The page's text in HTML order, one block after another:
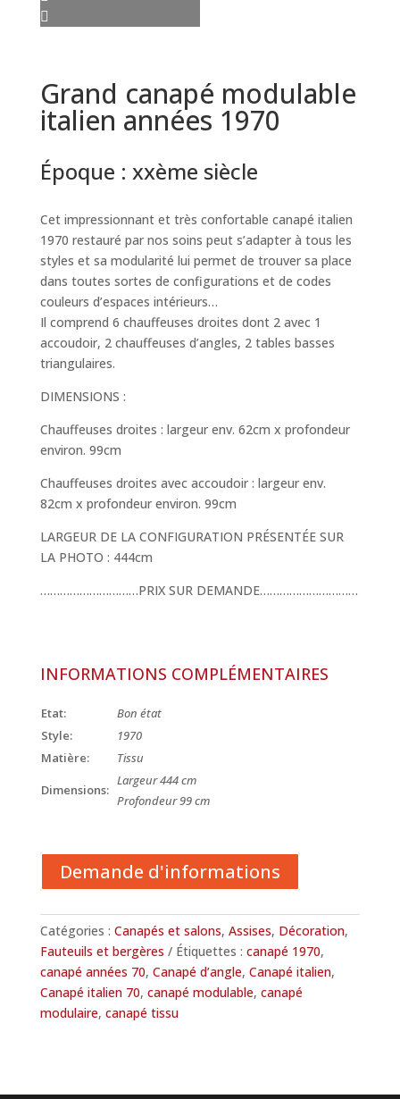
Grand canapé modulable
italien années 1970
Époque : xxème siècle
Cet impressionnant et très confortable canapé italien
1970 restauré par nos soins peut s’adapter à tous les
styles et sa modularité lui permet de trouver sa place
dans toutes sortes de configurations et de codes
couleurs d’espaces intérieurs…
Il comprend 6 chauffeuses droites dont 2 avec 1
accoudoir, 2 chauffeuses d’angles, 2 tables basses
triangulaires.
DIMENSIONS :
Chauffeuses droites : largeur env. 62cm x profondeur
environ. 99cm
Chauffeuses droites avec accoudoir : largeur env.
82cm x profondeur environ. 99cm
LARGEUR DE LA CONFIGURATION PRÉSENTÉE SUR
LA PHOTO : 444cm
…………………………PRIX SUR DEMANDE…………………………
INFORMATIONS COMPLÉMENTAIRES
Etat:
Bon état
Style:
1970
Matière:
Tissu
Dimensions:
Largeur 444 cm
Profondeur 99 cm
Demande d'informations
Catégories : Canapés et salons, Assises, Décoration,
Fauteuils et bergères
Étiquettes : canapé 1970,
canapé années 70, Canapé d’angle, Canapé italien,
Canapé italien 70, canapé modulable, canapé
modulaire, canapé tissu